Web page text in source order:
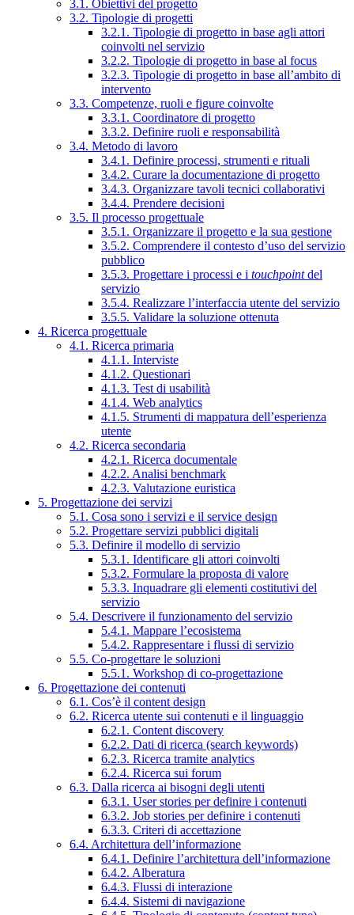
3.1. Obiettivi del progetto
3.2. Tipologie di progetti
3.2.1. Tipologie di progetto in base agli attori
coinvolti nel servizio
3.2.2. Tipologie di progetto in base al focus
3.2.3. Tipologie di progetto in base all’ambito di
intervento
3.3. Competenze, ruoli e figure coinvolte
3.3.1. Coordinatore di progetto
3.3.2. Definire ruoli e responsabilità
3.4. Metodo di lavoro
3.4.1. Definire processi, strumenti e rituali
3.4.2. Curare la documentazione di progetto
3.4.3. Organizzare tavoli tecnici collaborativi
3.4.4. Prendere decisioni
3.5. Il processo progettuale
3.5.1. Organizzare il progetto e la sua gestione
3.5.2. Comprendere il contesto d’uso del servizio
pubblico
3.5.3. Progettare i processi e i touchpointdel
servizio
3.5.4. Realizzare l’interfaccia utente del servizio
3.5.5. Validare la soluzione ottenuta
4. Ricerca progettuale
4.1. Ricerca primaria
4.1.1. Interviste
4.1.2. Questionari
4.1.3. Test di usabilità
4.1.4. Web analytics
4.1.5. Strumenti di mappatura dell’esperienza
utente
4.2. Ricerca secondaria
4.2.1. Ricerca documentale
4.2.2. Analisi benchmark
4.2.3. Valutazione euristica
5. Progettazione dei servizi
5.1. Cosa sono i servizi e il service design
5.2. Progettare servizi pubblici digitali
5.3. Definire il modello di servizio
5.3.1. Identificare gli attori coinvolti
5.3.2. Formulare la proposta di valore
5.3.3. Inquadrare gli elementi costitutivi del
servizio
5.4. Descrivere il funzionamento del servizio
5.4.1. Mappare l’ecosistema
5.4.2. Rappresentare i flussi di servizio
5.5. Co-progettare le soluzioni
5.5.1. Workshop di co-progettazione
6. Progettazione dei contenuti
6.1. Cos’è il content design
6.2. Ricerca utente sui contenuti e il linguaggio
6.2.1. Content discovery
6.2.2. Dati di ricerca (search keywords)
6.2.3. Ricerca tramite analytics
6.2.4. Ricerca sui forum
6.3. Dalla ricerca ai bisogni degli utenti
6.3.1. User stories per definire i contenuti
6.3.2. Job stories per definire i contenuti
6.3.3. Criteri di accettazione
6.4. Architettura dell’informazione
6.4.1. Definire l’architettura dell’informazione
6.4.2. Alberatura
6.4.3. Flussi di interazione
6.4.4. Sistemi di navigazione